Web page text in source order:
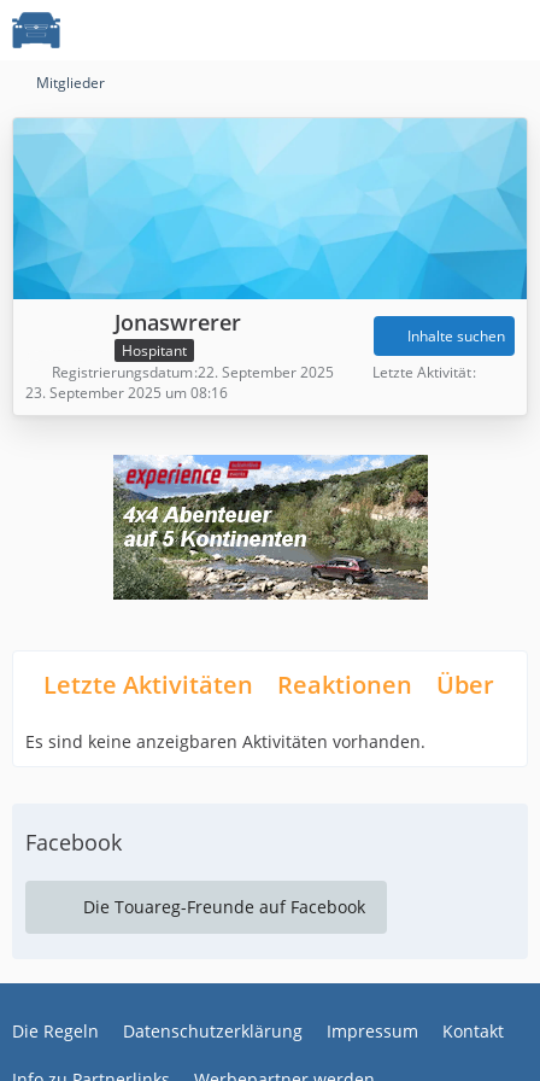
Mitglieder
Jonaswrerer
Hospitant
Inhalte suchen
Registrierungsdatum 22. September 2025
Letzte Aktivität
23. September 2025 um 08:16
Letzte Aktivitäten Reaktionen Über
Es sind keine anzeigbaren Aktivitäten vorhanden.
Facebook
Die Touareg-Freunde auf Facebook
Die Regeln Datenschutzerklärung Impressum Kontakt